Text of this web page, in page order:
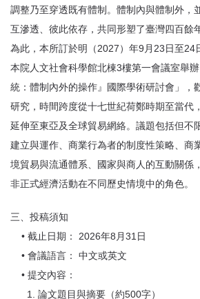
調整乃至穿透既有體制。體制內與體制外，
互滲透、彼此依存，共同形塑了臺灣四百餘
為此，本所訂於明（2027）年9月23日至24
本院人文社會科學館北棟3樓第一會議室舉
統：體制內外的操作』國際學術研討會」，
研究，時間跨度從十七世紀荷鄭時期至當代
延伸至東亞及全球貿易網絡。議題包括但不
建立與運作、商業行為者的制度性策略、商
境貿易與流通體系、國家與商人的互動關係
非正式經濟活動在不同歷史情境中的角色。
三、投稿須知
• 截止日期： 2026年8月31日
• 會議語言： 中文或英文
• 提交內容：
1. 論文題目與摘要（約500字）